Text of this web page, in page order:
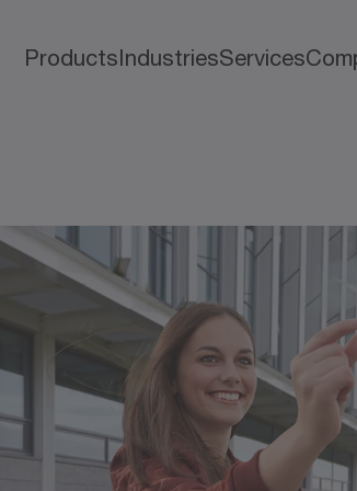
ProductsIndustriesServices